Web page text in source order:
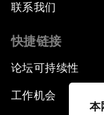
本
联系我们
快捷链接
论坛可持续性
工作机会